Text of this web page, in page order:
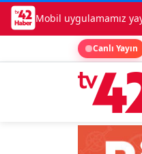
Mobil uygulamamız
Canlı Yayın